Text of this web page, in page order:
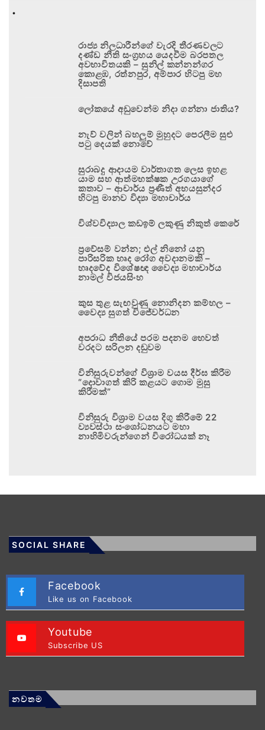
.
රාජ්‍ය නිලධාරීන්ගේ වැරදි තීරණවලට
දණ්ඩ නීති සංග්‍රහය යෙදවීම බරපතල
අවභාවිතයකි – සුනිල් කන්නන්ගර
කොළඹ, රත්නපුර, අම්පාර හිටපු මහ
දිසාපති
ලෝකයේ අඩුවෙන්ම නිදා ගන්නා ජාතිය?
නැව් වලින් බහලුම් මුහුදට පෙරලීම සුළු
පටු දෙයක් නොවේ
සුරාබදු ආදායම වාර්තාගත ලෙස ඉහළ
යාම සහ ආත්මභක්ෂක උරගයාගේ
කතාව – ආචාර්ය ප්‍රණීත් අභයසුන්දර
හිටපු මානව විද්‍යා මහාචාර්ය
විශ්වවිද්‍යාල කඩඉම් ලකුණු නිකුත් කෙරේ
ප්‍රවේසම් වන්න; එල් නිනෝ යනු
පාරිසරික හෘද රෝග අවදානමකි –
හෘදවේද විශේෂඥ වෛද්‍ය මහාචාර්ය
නාමල් විජයසිංහ
කුස තුළ සැඟවුණු නොනිදන කම්හල –
වෛද්‍ය සුගත් විජේවර්ධන
අපරාධ නීතියේ පරම පදනම හෙවත්
වරදට සරිලන දඬුවම
විනිසුරුවන්ගේ විශ්‍රාම වයස දීර්ඝ කිරීම
“දොවාගත් කිරි කළයට ගොම මුසු
කිරීමක්”
විනිසුරු විශ්‍රාම වයස දිගු කිරීමේ 22
ව්‍යවස්ථා සංශෝධනයට මහා
නාහිමිවරුන්ගෙන් විරෝධයක් නෑ
SOCIAL SHARE
Facebook
Like us on Facebook
Youtube
Subscribe US
නවතම